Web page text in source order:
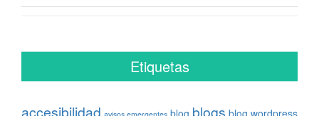
Etiquetas
accesibilidad blogs